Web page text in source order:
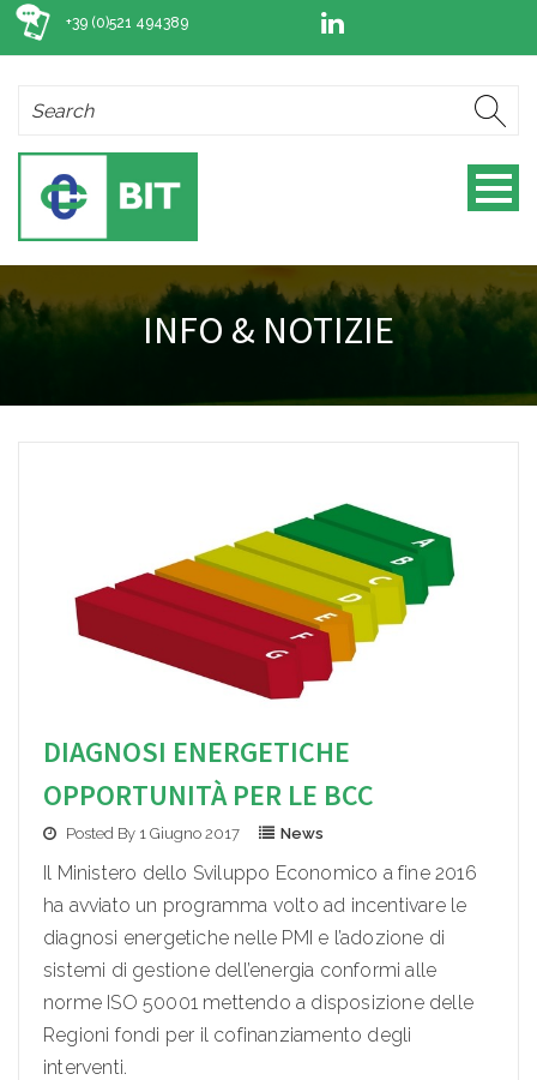
+39 (0)521 494389
INFO & NOTIZIE
DIAGNOSI ENERGETICHE
OPPORTUNITÀ PER LE BCC
Posted By 1 Giugno 2017 News
Il Ministero dello Sviluppo Economico a fine 2016
ha avviato un programma volto ad incentivare le
diagnosi energetiche nelle PMI e l’adozione di
sistemi di gestione dell’energia conformi alle
norme ISO 50001 mettendo a disposizione delle
Regioni fondi per il cofinanziamento degli
interventi.